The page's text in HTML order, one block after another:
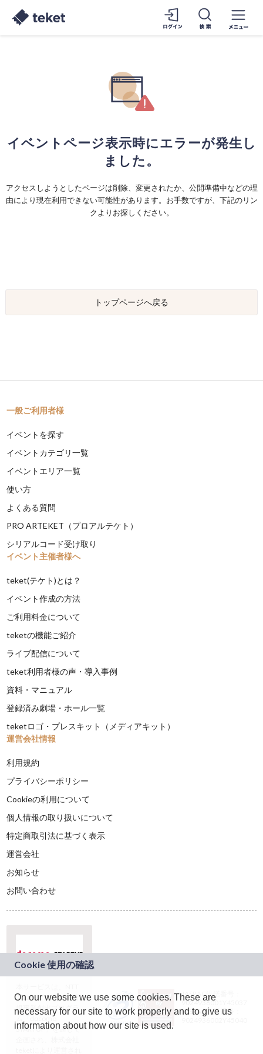
イベントページ表示時にエラーが発生し
ました。
アクセスしようとしたページは削除、変更されたか、公開準備中などの理
由により現在利用できない可能性があります。お手数ですが、下記のリン
クよりお探しください。
トップページへ戻る
一般ご利用者様
イベントを探す
イベントカテゴリ一覧
イベントエリア一覧
使い方
よくある質問
PRO ARTEKET（プロアルテケト）
シリアルコード受け取り
イベント主催者様へ
teket(テケト)とは？
イベント作成の方法
ご利用料金について
teketの機能ご紹介
ライブ配信について
teket利用者様の声・導入事例
資料・マニュアル
登録済み劇場・ホール一覧
teketロゴ・プレスキット（メディアキット）
運営会社情報
利用規約
プライバシーポリシー
Cookieの利用について
個人情報の取り扱いについて
特定商取引法に基づく表示
運営会社
お知らせ
お問い合わせ
ドコモグループの新
規事業創出プログラ
ム「docomo
STARTUP」を通じて
JASRAC許諾番号：
9024936001Y45037
JASRAC許諾番号：
On our website we use some cookies. These are
necessary for our site to work properly and to give us
information about how our site is used.